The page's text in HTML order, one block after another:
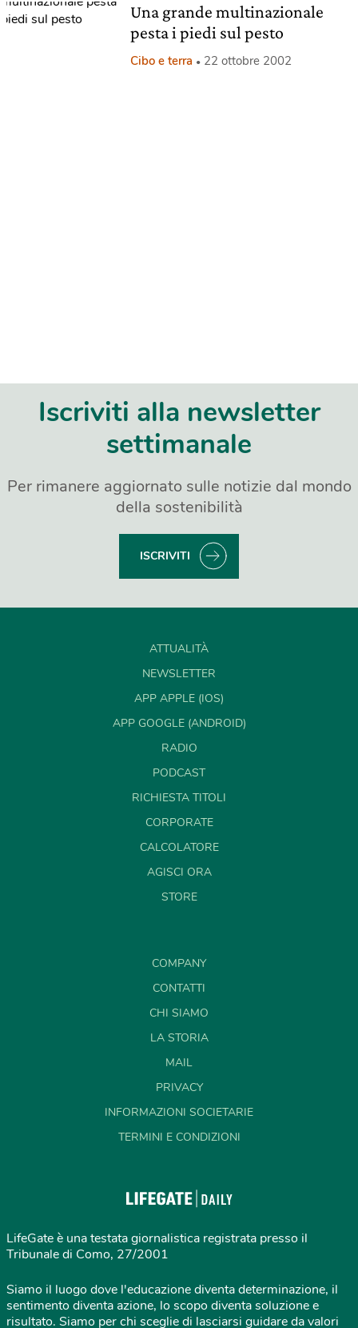
Una grande multinazionale
pesta i piedi sul pesto
Cibo e terra 22 ottobre 2002
Iscriviti alla newsletter
settimanale
Per rimanere aggiornato sulle notizie dal mondo
della sostenibilità
ISCRIVITI
ATTUALITÀ
NEWSLETTER
APP APPLE (IOS)
APP GOOGLE (ANDROID)
RADIO
PODCAST
RICHIESTA TITOLI
CORPORATE
CALCOLATORE
AGISCI ORA
STORE
COMPANY
CONTATTI
CHI SIAMO
LA STORIA
MAIL
PRIVACY
INFORMAZIONI SOCIETARIE
TERMINI E CONDIZIONI
LifeGate è una testata giornalistica registrata presso il
Tribunale di Como, 27/2001
Siamo il luogo dove l'educazione diventa determinazione, il
sentimento diventa azione, lo scopo diventa soluzione e
risultato. Siamo per chi sceglie di lasciarsi guidare da valori